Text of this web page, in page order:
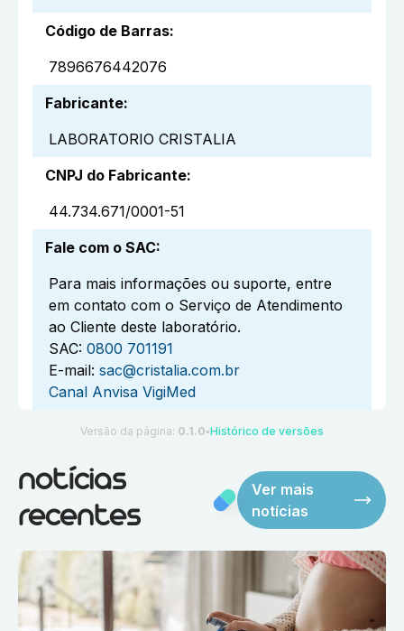
Código de Barras:
7896676442076
Fabricante:
LABORATORIO CRISTALIA
CNPJ do Fabricante:
44.734.671/0001-51
Fale com o SAC:
Para mais informações ou suporte, entre
em contato com o Serviço de Atendimento
ao Cliente deste laboratório.
SAC: 0800 701191
E-mail: sac@cristalia.com.br
Canal Anvisa VigiMed
Versão da página: 0.1.0 ●Histórico de versões
notícias
recentes
Ver mais
notícias